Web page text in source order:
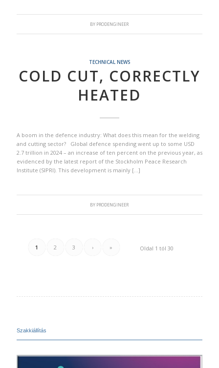
BY PRODENGINEER
TECHNICAL NEWS
COLD CUT, CORRECTLY
HEATED
A boom in the defence industry: What does this mean for the welding
and cutting sector? Global defence spending went up to some USD
2.7 trillion in 2024 – an increase of ten percent on the previous year, as
evidenced by the latest report of the Stockholm Peace Research
Institute (SIPRI). This development is mainly […]
BY PRODENGINEER
Oldal 1 tól 30
1 2 3 › »
Szakkiállítás